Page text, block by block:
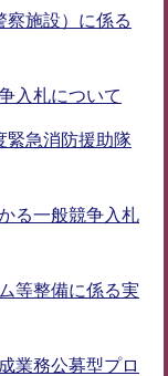
察施設）に係る
入札について
緊急消防援助隊
る一般競争入札
等整備に係る実
業務公募型プロ